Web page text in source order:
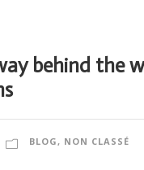
behind the
BLOG, NON CLASSÉ